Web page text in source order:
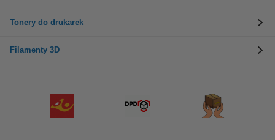
Tonery do drukarek
Filamenty 3D